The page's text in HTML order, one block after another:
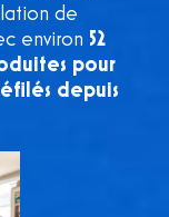
de
environ 52
pour
depuis